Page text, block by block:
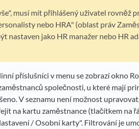
musí mít přihlášený uživatel rovněž
nebo HRA" (oblast práv
nastaven jako HR manažer nebo HR
příslušníci v menu se zobrazí okno
společnosti, u které mají
V seznamu není možnost
na kartu zaměstnance (tlačítkem na
/ Osobní karty". Filtrování je